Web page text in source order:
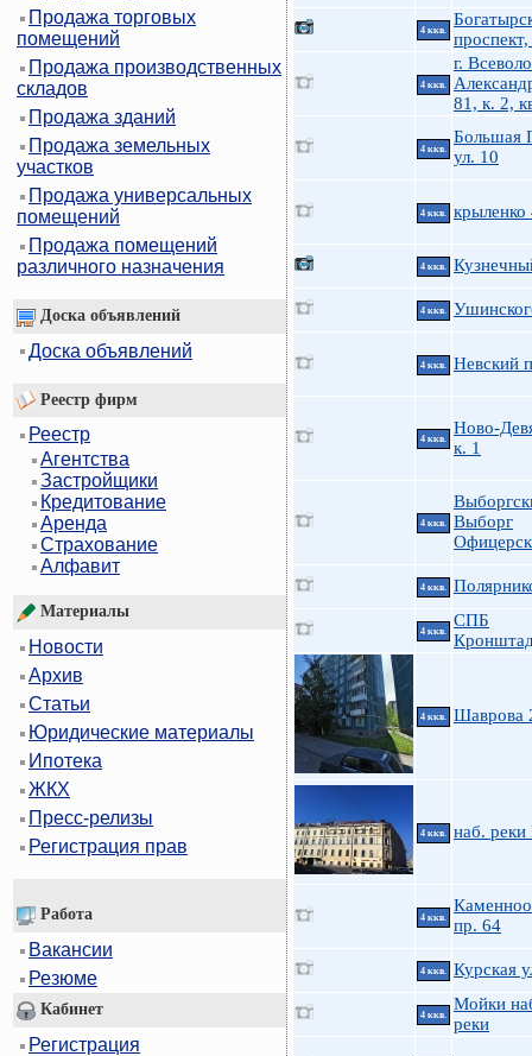
Продажа торговых
помещений
Продажа производственных
складов
Продажа зданий
Продажа земельных
участков
Продажа универсальных
помещений
Продажа помещений
различного назначения
Доска объявлений
Доска объявлений
Реестр фирм
Реестр
Агентства
Застройщики
Кредитование
Аренда
Страхование
Алфавит
Материалы
Новости
Архив
Статьи
Юридические материалы
Ипотека
ЖКХ
Пресс-релизы
Регистрация прав
Работа
Вакансии
Резюме
Кабинет
Регистрация
4 ккв.
4 ккв.
г.
81, к. 2,
4 ккв.
Большая
ул. 10
4 ккв. крыленко
4 ккв.
4 ккв.
4 ккв. Невский
4 ккв.
Ново-
к. 1
4 ккв.
Выборг
4 ккв.
4 ккв.
СПБ
4 ккв. Шаврова
4 ккв. наб.
4 ккв.
пр. 64
4 ккв. Курская
4 ккв.
Мойки
реки